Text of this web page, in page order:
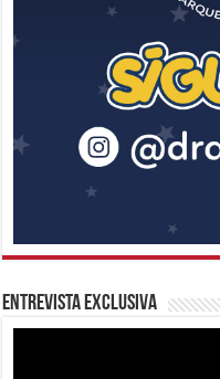
Entrevista Exclusiva